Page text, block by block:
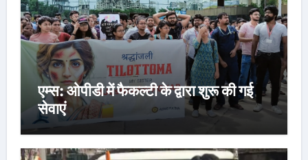
एम्स: ओपीडी में फैकल्टी के द्वारा शुरू की गई
सेवाएं